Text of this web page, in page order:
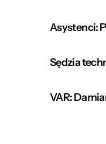
Asystenci:
Sędzia
VAR: